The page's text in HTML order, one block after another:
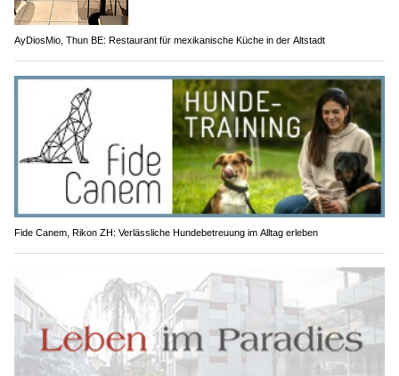
AyDiosMio, Thun BE: Restaurant für mexikanische Küche in der Altstadt
Fide Canem, Rikon ZH: Verlässliche Hundebetreuung im Alltag erleben